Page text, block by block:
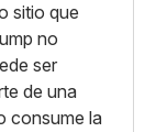
sitio que
no
ser
de una
consume la